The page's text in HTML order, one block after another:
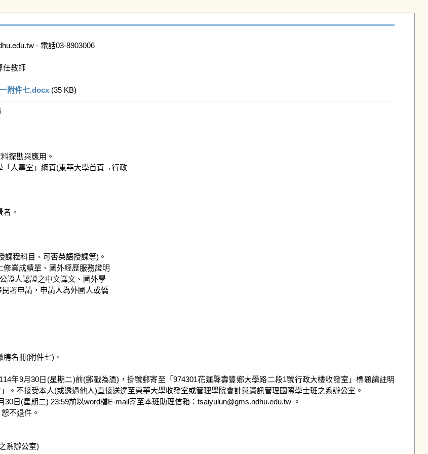
- 電話03-8903006
任教師
附件七.docx (35 KB)
探勘與應用。
「人事室」網頁(東華大學首頁→行政
。
業成績單、國外經歷服務證明
名冊(附件七)。
年9月30日(星期二)前(郵戳為憑)，掛號郵寄至「974301花蓮縣壽豐鄉大學路二段1號行政大樓收發室」標題請註明
。不接受本人(或透過他人)直接送達至東華大學收發室或管理學院會計與資訊管理國際學士班之系辦公室。
日(星期二) 23:59前以word檔E-mail寄至本班助理信箱：tsaiyulun@gms.ndhu.edu.tw 。
不退件。
系辦公室)